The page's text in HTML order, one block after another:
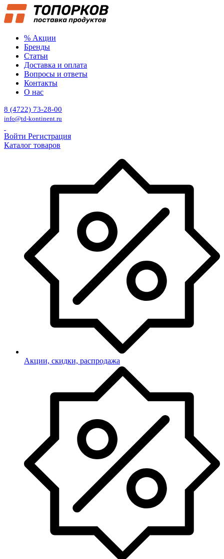
% Акции
Бренды
Статьи
Доставка и оплата
Вопросы и ответы
Контакты
О нас
8 (4722) 73-28-00
info@td-kontinent.ru
Войти Регистрация
Каталог товаров
Акции, скидки, распродажа